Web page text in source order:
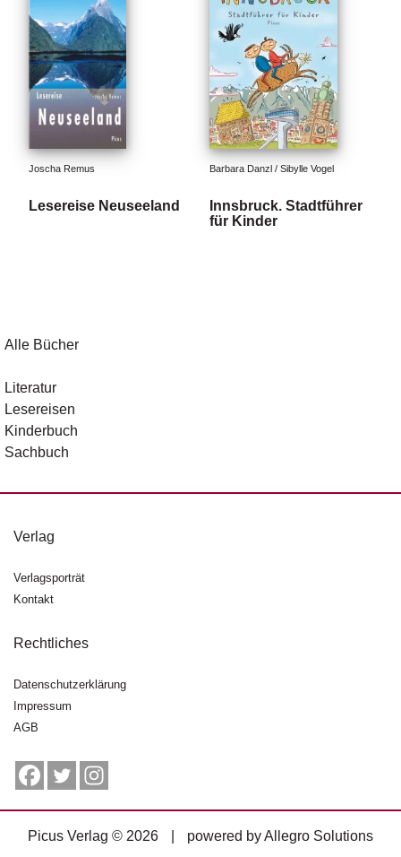
Joscha Remus
Lesereise Neuseeland
Barbara Danzl / Sibylle Vogel
Innsbruck. Stadtführer
für Kinder
Alle Bücher
Literatur
Lesereisen
Kinderbuch
Sachbuch
Verlag
Verlagsporträt
Kontakt
Rechtliches
Datenschutzerklärung
Impressum
AGB
Picus Verlag © 2026 powered byAllegro Solutions